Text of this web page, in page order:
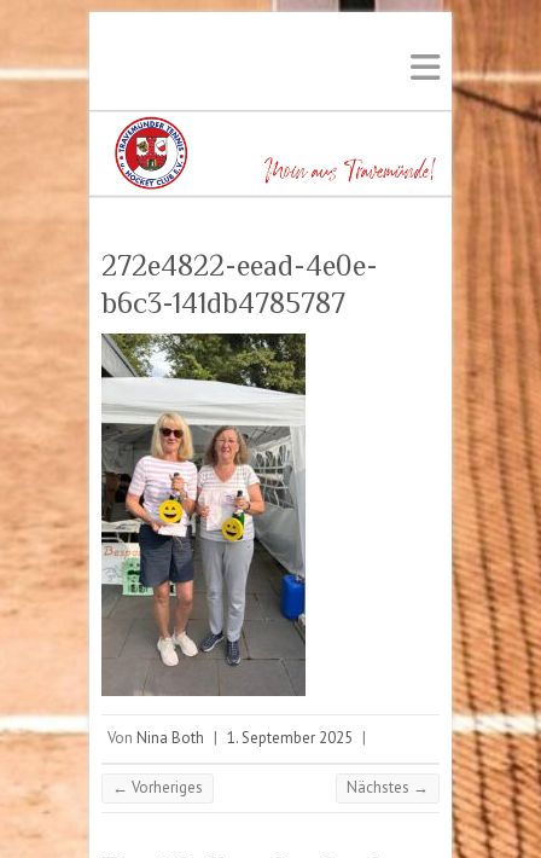
272e4822-eead-4e0e-
b6c3-141db4785787
Von Nina Both | 1. September 2025 |
← Vorheriges Nächstes →